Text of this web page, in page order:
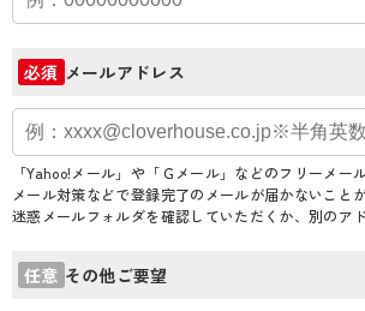
必須 メールアドレス
「Yahoo!メール」や「Ｇメール」などのフリーメー
メール対策などで登録完了のメールが届かないこと
迷惑メールフォルダを確認していただくか、別のア
任意 その他ご要望